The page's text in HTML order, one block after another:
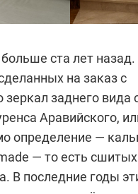
ста лет назад.
на заказ с
заднего вида
Аравийского,
определение —
— то есть сшитых
В последние годы